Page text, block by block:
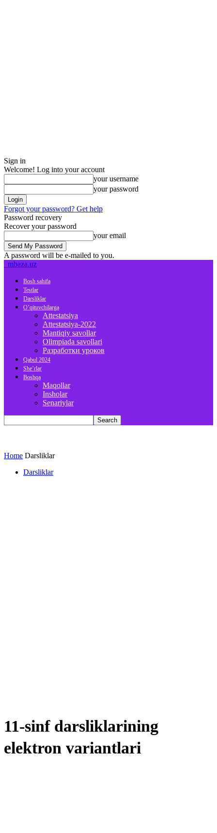
Sign in
Welcome! Log into your account
your username
your password
Forgot your password? Get help
Password recovery
Recover your password
your email
A password will be e-mailed to you.
mbaza.uz
Bosh sahifa
Testlar
Darsliklar
O’qituvchilarga
Attestatsiya
Attestatsiya-2022
Mantiqiy savollar
Olimpiada savollari
Разработки уроков
Qabul 2024
She’rlar
Boshqa
Maqollar
Insholar
Senariylar
Home Darsliklar
Darsliklar
11-sinf darsliklarining
elektron variantlari